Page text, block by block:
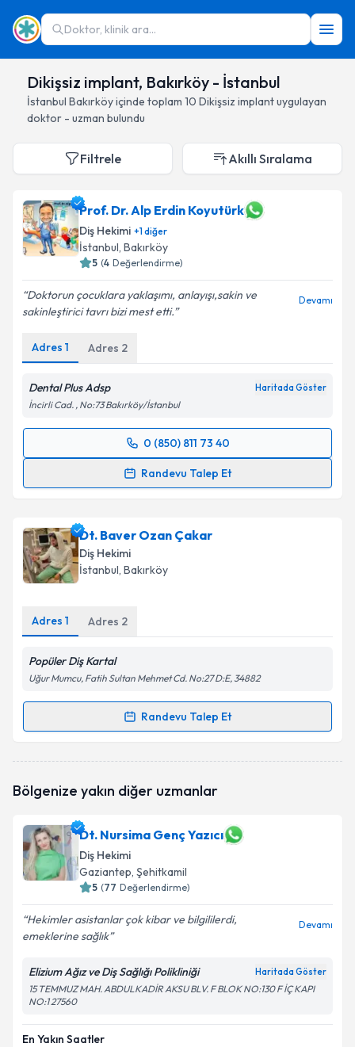
Doktor, klinik ara...
Dikişsiz implant, Bakırköy - İstanbul
İstanbul Bakırköyiçinde toplam 10 Dikişsiz implantuygulayan
doktor - uzman bulundu
Filtrele Akıllı Sıralama
Prof. Dr. Alp Erdin Koyutürk
Diş Hekimi +1diğer
İstanbul, Bakırköy
5 (4 Değerlendirme)
Doktorun çocuklara yaklaşımı, anlayışı,sakin ve
sakinleştirici tavrı bizi mest etti.
Devamı
Adres 1 Adres 2
Dental Plus Adsp Haritada Göster
İncirli Cad. , No:73 Bakırköy/İstanbul
0 (850) 811 73 40
Randevu Talep Et
Randevu Takvimi Talebi
için bir takvim hazırlandığında e-posta ile
bilgilendireceğiz.
E-posta Adresiniz
Kişisel verilerimin işlenmesine ilişkin
Metni'ni okudum ve kişisel verilerimin belirtilen
Dt. Baver Ozan Çakar
Diş Hekimi
İstanbul, Bakırköy
Adres 1 Adres 2
Popüler Diş Kartal
Uğur Mumcu, Fatih Sultan Mehmet Cd. No:27 D:E, 34882
Randevu Talep Et
Randevu Takvimi Talebi
oluşturun. Size bu uzmandan randevu almanız için bir
E-posta Adresiniz
Kişisel verilerimin işlenmesine ilişkin
Aydınlatma
Metni'ni okudum ve kişisel verilerimin belirtilen
Bölgenize yakın diğer uzmanlar
Dt. Nursima Genç Yazıcı
Diş Hekimi
Gaziantep, Şehitkamil
5 (77 Değerlendirme)
Hekimler asistanlar çok kibar ve bilgililerdi,
emeklerine sağlık
Devamı
Elizium Ağız ve Diş Sağlığı Polikliniği Haritada Göster
15 TEMMUZ MAH. ABDULKADİR AKSU BLV. F BLOK NO:130 F İÇ KAPI
NO:1 27560
En Yakın Saatler